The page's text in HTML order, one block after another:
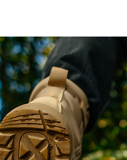
Caminhada Guiada